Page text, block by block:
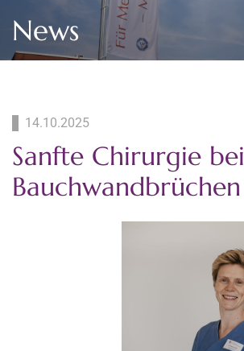
News
14.10.2025
Sanfte Chirurgie bei
Bauchwandbrüchen